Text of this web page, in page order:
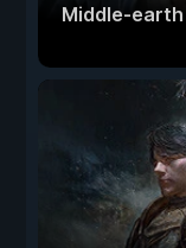
Middle-